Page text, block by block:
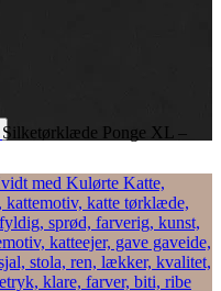
Silketørklæde Ponge XL –